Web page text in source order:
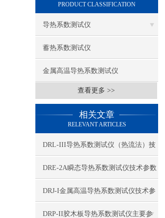
PRODUCT CLASSIFICATION
导热系数测试仪
蓄热系数测试仪
金属高温导热系数测试仪
查看更多 >>
相关文章
RELEVANT ARTICLES
DRL-III导热系数测试仪（热流法）技
术参数
DRE-2A瞬态导热系数测试仪技术参数
DRJ-I金属高温导热系数测试仪技术参
数
DRP-II胶木板导热系数测试仪主要参